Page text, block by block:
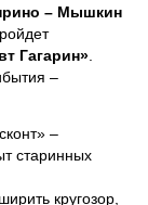
– Мышкин
Гагарин»
–
–
старинных
кругозор,